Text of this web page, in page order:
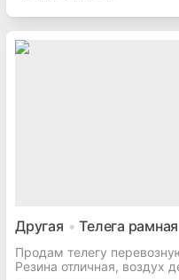
Другая Телега рамная
Продам телегу
Резина отличная, воздух